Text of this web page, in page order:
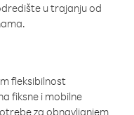
u trajanju od
fleksibilnost
fiksne i mobilne
za obnavljanjem